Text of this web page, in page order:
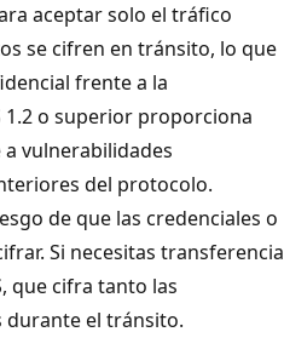
aceptar solo el tráfico
se cifren en tránsito, lo que
frente a la
1.2 o superior proporciona
vulnerabilidades
del protocolo.
de que las credenciales o
Si necesitas transferencia
que cifra tanto las
durante el tránsito.